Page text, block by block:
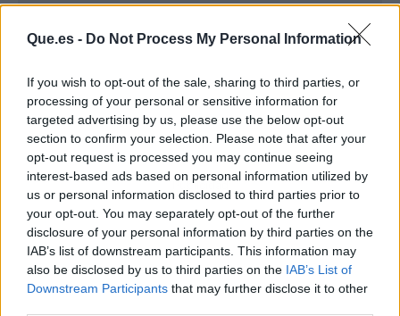
Que.es - Do Not Process My Personal Information
If you wish to opt-out of the sale, sharing to third parties, or
processing of your personal or sensitive information for
targeted advertising by us, please use the below opt-out
section to confirm your selection. Please note that after your
opt-out request is processed you may continue seeing
interest-based ads based on personal information utilized by
us or personal information disclosed to third parties prior to
your opt-out. You may separately opt-out of the further
disclosure of your personal information by third parties on the
IAB’s list of downstream participants. This information may
also be disclosed by us to third parties on the IAB’s List of
Downstream Participants that may further disclose it to other
Publicidad